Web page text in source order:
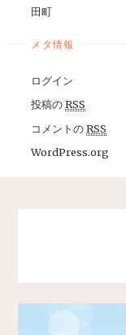
田町
メタ情報
ログイン
投稿のRSS
コメントのRSS
WordPress.org